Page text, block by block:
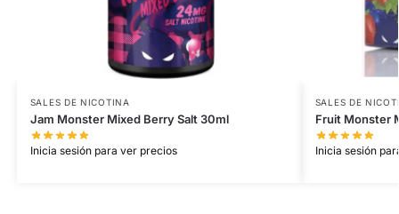
SALES DE NICOTINA
Jam Monster Mixed Berry Salt 30ml
Inicia sesión para ver precios
SALES DE
Fruit Monster
Inicia sesión